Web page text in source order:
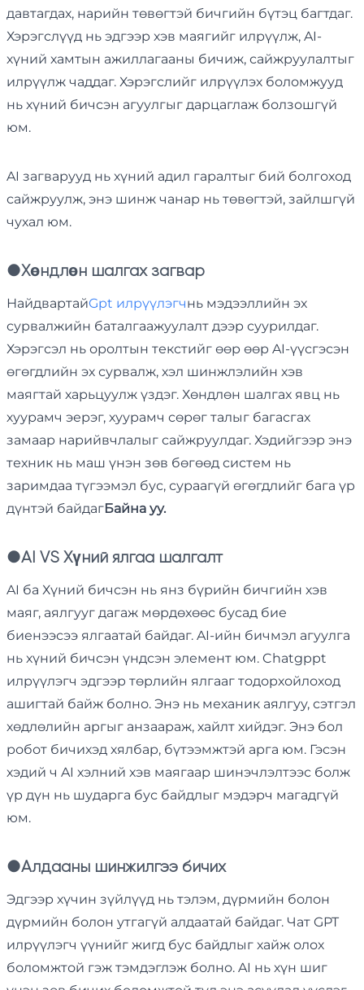
давтагдах, нарийн төвөгтэй бичгийн бүтэц багтдаг.
Хэрэгслүүд нь эдгээр хэв маягийг илрүүлж, AI-
хүний ​​хамтын ажиллагааны бичиж, сайжруулалтыг
илрүүлж чаддаг. Хэрэгслийг илрүүлэх боломжууд
нь хүний ​​бичсэн агуулгыг дарцаглаж болзошгүй
юм.
AI загварууд нь хүний ​​адил гаралтыг бий болгоход
сайжруулж, энэ шинж чанар нь төвөгтэй, зайлшгүй
чухал юм.
●Хөндлөн шалгах загвар
НайдвартайGpt илрүүлэгчнь мэдээллийн эх
сурвалжийн баталгаажуулалт дээр суурилдаг.
Хэрэгсэл нь оролтын текстийг өөр өөр AI-үүсгэсэн
өгөгдлийн эх сурвалж, хэл шинжлэлийн хэв
маягтай харьцуулж үздэг. Хөндлөн шалгах явц нь
хуурамч эерэг, хуурамч сөрөг талыг багасгах
замаар нарийвчлалыг сайжруулдаг. Хэдийгээр энэ
техник нь маш үнэн зөв бөгөөд систем нь
заримдаа түгээмэл бус, сураагүй өгөгдлийг бага үр
дүнтэй байдагБайна уу.
●AI VS Хүний ялгаа шалгалт
AI ба Хүний бичсэн нь янз бүрийн бичгийн хэв
маяг, аялгууг дагаж мөрдөхөөс бусад бие
биенээсээ ялгаатай байдаг. AI-ийн бичмэл агуулга
нь хүний ​​бичсэн үндсэн элемент юм. Chatgppt
илрүүлэгч эдгээр төрлийн ялгааг тодорхойлоход
ашигтай байж болно. Энэ нь механик аялгуу, сэтгэл
хөдлөлийн аргыг анзаараж, хайлт хийдэг. Энэ бол
робот бичихэд хялбар, бүтээмжтэй арга юм. Гэсэн
хэдий ч AI хэлний хэв маягаар шинэчлэлтээс болж
үр дүн нь шударга бус байдлыг мэдэрч магадгүй
юм.
●Алдааны шинжилгээ бичих
Эдгээр хүчин зүйлүүд нь тэлэм, дүрмийн болон
дүрмийн болон утгагүй алдаатай байдаг. Чат GPT
илрүүлэгч үүнийг жигд бус байдлыг хайж олох
боломжтой гэж тэмдэглэж болно. AI нь хүн шиг